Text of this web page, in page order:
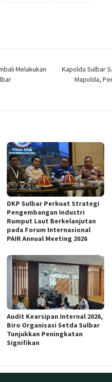
Melakukan
Kapolda Sulbar
Mapolda,
DKP Sulbar Perkuat Strategi
Pengembangan Industri
Rumput Laut Berkelanjutan
pada Forum Internasional
PAIR Annual Meeting 2026
Audit Kearsipan Internal 2026,
Biro Organisasi Setda Sulbar
Tunjukkan Peningkatan
Signifikan